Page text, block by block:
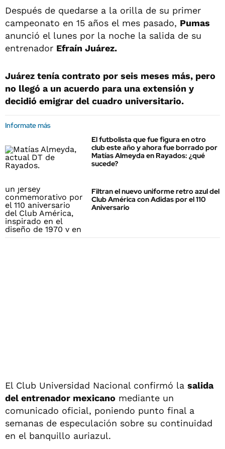
Después de quedarse a la orilla de su primer
campeonato en 15 años el mes pasado, Pumas
anunció el lunes por la noche la salida de su
entrenador Efraín Juárez.
Juárez tenía contrato por seis meses más, pero
no llegó a un acuerdo para una extensión y
decidió emigrar del cuadro universitario.
Informate más
El futbolista que fue figura en otro
club este año y ahora fue borrado por
Matías Almeyda en Rayados: ¿qué
sucede?
Filtran el nuevo uniforme retro azul del
Club América con Adidas por el 110
Aniversario
El Club Universidad Nacional confirmó la salida
del entrenador mexicano mediante un
comunicado oficial, poniendo punto final a
semanas de especulación sobre su continuidad
en el banquillo auriazul.